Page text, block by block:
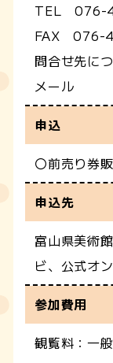
TEL 076-
FAX 076-
問合せ先に
メール
申込
〇前売り券
申込先
富山県美術
ビ、公式オ
参加費用
観覧料：一